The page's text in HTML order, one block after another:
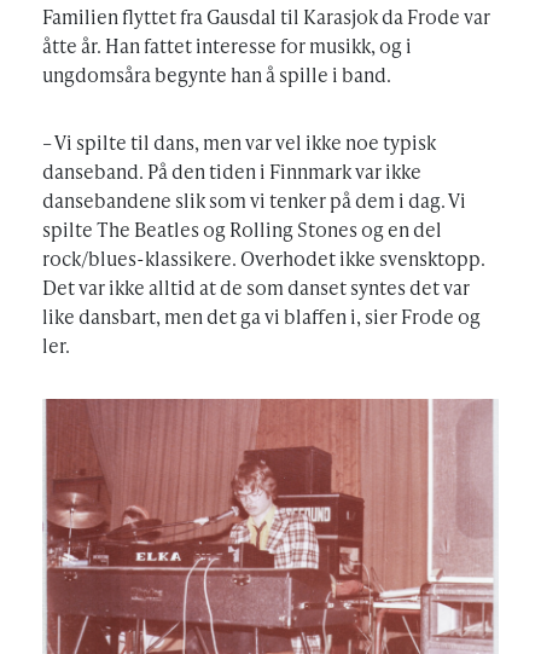
Familien flyttet fra Gausdal til Karasjok da Frode var
åtte år. Han fattet interesse for musikk, og i
ungdomsåra begynte han å spille i band.
– Vi spilte til dans, men var vel ikke noe typisk
danseband. På den tiden i Finnmark var ikke
dansebandene slik som vi tenker på dem i dag. Vi
spilte The Beatles og Rolling Stones og en del
rock/blues-klassikere. Overhodet ikke svensktopp.
Det var ikke alltid at de som danset syntes det var
like dansbart, men det ga vi blaffen i, sier Frode og
ler.